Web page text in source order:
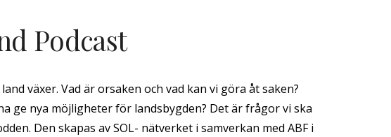
Podcast
växer. Vad är orsaken och vad kan vi göra åt saken?
ge nya möjligheter för landsbygden? Det är frågor vi ska
Den skapas av SOL- nätverket i samverkan med ABF i